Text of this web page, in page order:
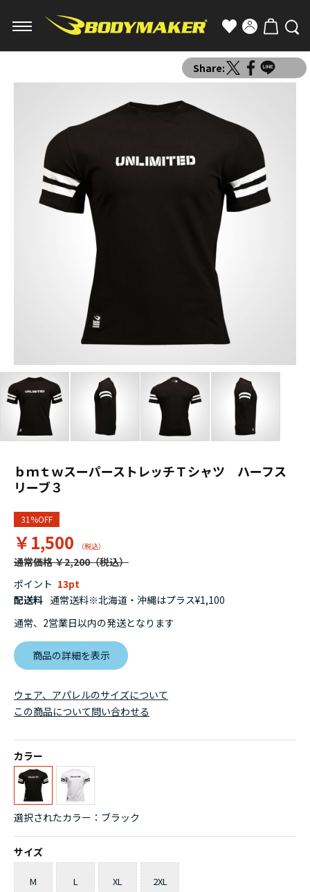
Share:
ｂｍｔｗスーパーストレッチＴシャツ ハーフス
リーブ３
31%OFF
￥1,500
通常価格 ￥2,200
ポイント 13
配送料 通常送料※北海道・沖縄はプラス¥1,100
通常、2営業日以内の発送となります
商品の詳細を表示
ウェア、アパレルのサイズについて
カラー
選択されたカラー：ブラック
サイズ
M L XL 2XL
この商品について問い合わせる